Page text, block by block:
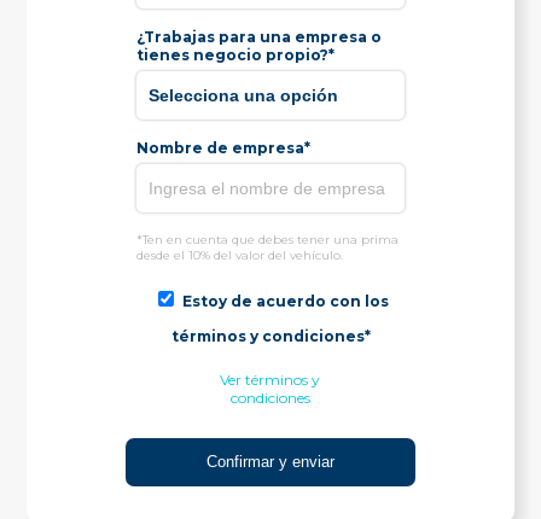
¿Trabajas para una empresa o
tienes negocio propio?*
Nombre de empresa*
*Ten en cuenta que debes tener una prima
desde el 10% del valor del vehículo.
Estoy de acuerdo con los
términos y condiciones*
Ver términos y
condiciones